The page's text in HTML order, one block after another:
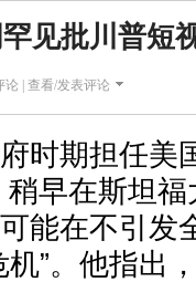
见批川普短
| 查看/发表评论
期担任美
早在斯坦
能在不引发
”。他指出